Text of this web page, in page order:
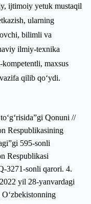
ijtimoiy yetuk mustaqil
ularning
bilimli va
ilmiy-texnika
maxsus
qilib qo‘ydi.
Qоnuni //
Respublikasining
595-sonli
Respublikаsi
3271-sоnli qаrоri. 4.
yil 28-yаnvаrdаgi
О‘zbekistоnning